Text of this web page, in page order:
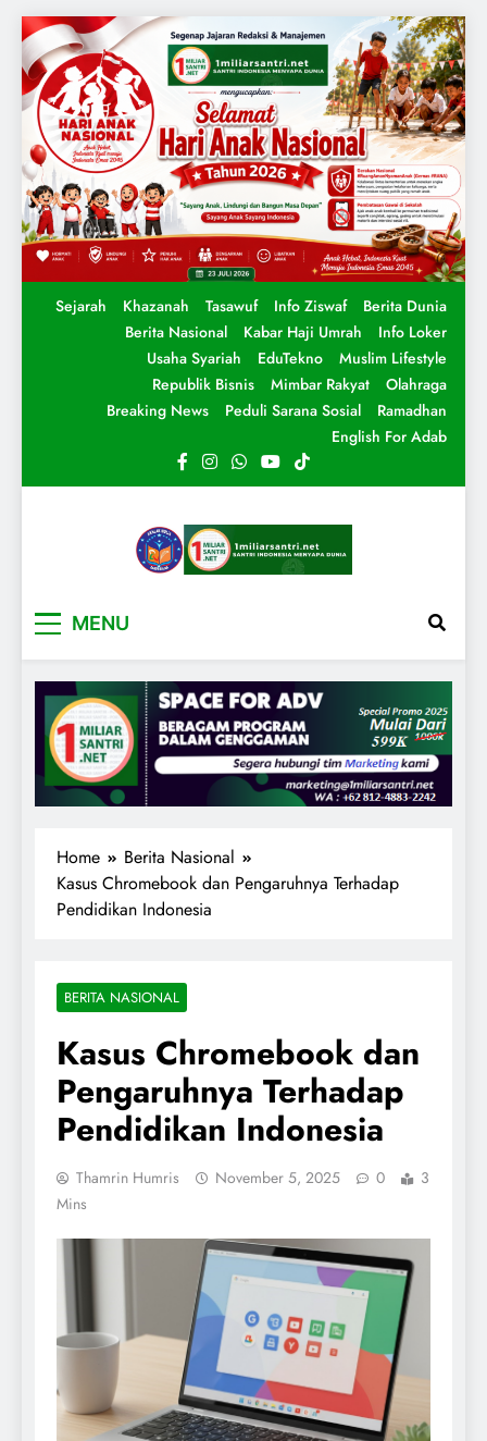
Sejarah Khazanah Tasawuf Info Ziswaf
Berita Dunia
Berita Nasional
Kabar Haji Umrah
Info Loker
Usaha Syariah
EduTekno
Muslim Lifestyle
Republik Bisnis
Mimbar Rakyat
Olahraga
Breaking News
Peduli Sarana Sosial
Ramadhan
English For Adab
MENU
Home
Berita Nasional
Kasus Chromebook dan Pengaruhnya Terhadap
Pendidikan Indonesia
BERITA NASIONAL
Kasus Chromebook dan
Pengaruhnya Terhadap
Pendidikan Indonesia
Thamrin Humris November 5, 2025 0
3
Mins